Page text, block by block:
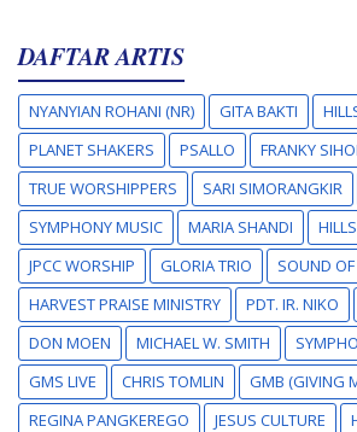
DAFTAR ARTIS
NYANYIAN ROHANI (NR) GITA BAKTI
PLANET SHAKERS
PSALLO
FRANKY
TRUE WORSHIPPERS
SARI SIMORANGKIR
SYMPHONY MUSIC
MARIA SHANDI
JPCC WORSHIP
GLORIA TRIO
SOUND OF
HARVEST PRAISE MINISTRY
PDT. IR. NIKO
DON MOEN
MICHAEL W. SMITH
GMS LIVE
CHRIS TOMLIN
GMB (GIVING
REGINA PANGKEREGO
JESUS CULTURE